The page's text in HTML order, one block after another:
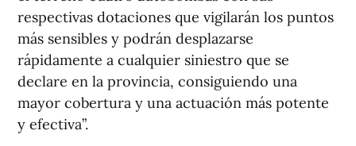
respectivas dotaciones que vigilarán los puntos
más sensibles y podrán desplazarse
rápidamente a cualquier siniestro que se
declare en la provincia, consiguiendo una
mayor cobertura y una actuación más potente
y efectiva”.